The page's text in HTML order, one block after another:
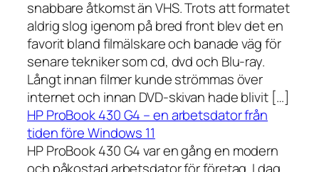
snabbare åtkomst än VHS. Trots att formatet
aldrig slog igenom på bred front blev det en
favorit bland filmälskare och banade väg för
senare tekniker som cd, dvd och Blu-ray.
Långt innan filmer kunde strömmas över
internet och innan DVD-skivan hade blivit […]
HP ProBook 430 G4 – en arbetsdator från
tiden före Windows 11
HP ProBook 430 G4 var en gång en modern